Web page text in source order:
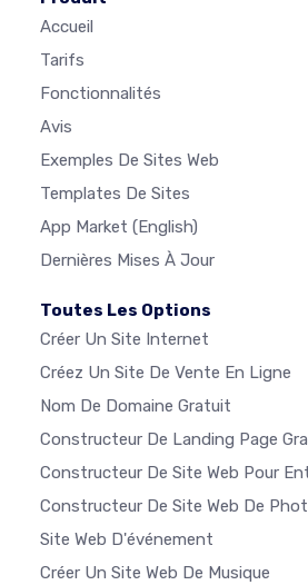
Accueil
Tarifs
Fonctionnalités
Avis
Exemples De Sites Web
Templates De Sites
App Market (English)
Dernières Mises À Jour
Toutes Les Options
Créer Un Site Internet
Créez Un Site De Vente En Ligne
Nom De Domaine Gratuit
Constructeur De Landing Page
Constructeur De Site Web Pour
Constructeur De Site Web De
Site Web D'événement
Créer Un Site Web De Musique